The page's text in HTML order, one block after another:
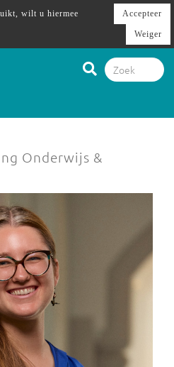
Onderwijs &
wilt u hiermee
Accepteer
Weiger